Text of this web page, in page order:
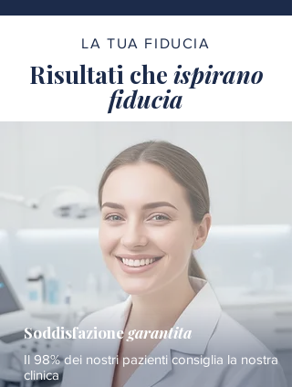
LA TUA FIDUCIA
Risultati che ispirano
fiducia
Soddisfazionegarantita
Il 98% dei nostri pazienti consiglia la nostra
clinica